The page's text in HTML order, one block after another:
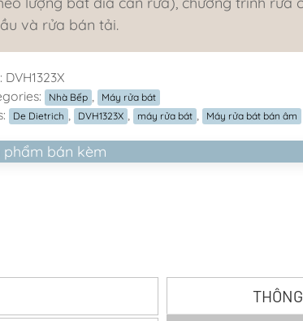
và rửa bán tải.
DVH1323X
Nhà Bếp , Máy rửa bát
De Dietrich , DVH1323X , máy rửa bát , Máy rửa bát bán âm
phẩm bán kèm